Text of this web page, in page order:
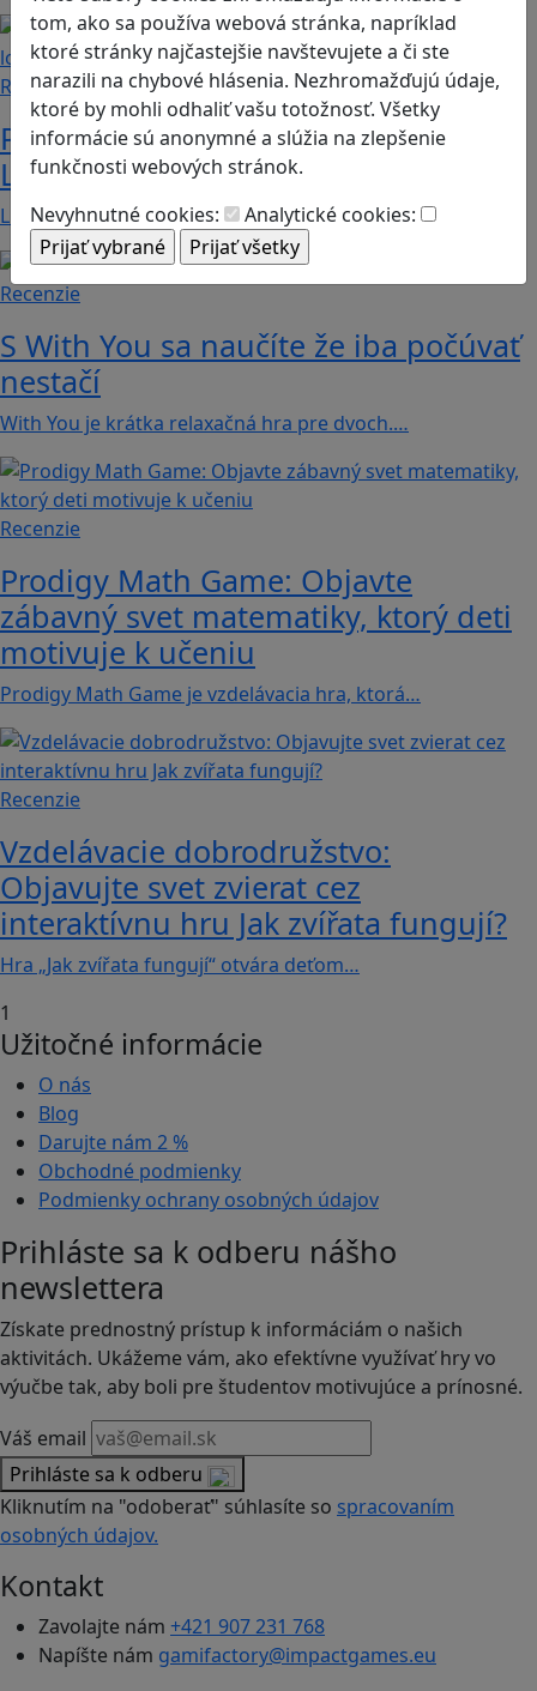
tom, ako sa používa webová stránka, napríklad
ktoré stránky najčastejšie navštevujete a či ste
narazili na chybové hlásenia. Nezhromažďujú údaje,
ktoré by mohli odhaliť vašu totožnosť. Všetky
informácie sú anonymné a slúžia na zlepšenie
funkčnosti webových stránok.
Nevyhnutné cookies:
Analytické cookies:
Recenzie
Prvé kroky do sveta programovania:
Lightbot učí deti logike a kreativite
Lightbot: Code Hour je zábavná a zároveň…
Recenzie
S With You sa naučíte že iba počúvať
nestačí
With You je krátka relaxačná hra pre dvoch.…
Recenzie
Prodigy Math Game: Objavte
zábavný svet matematiky, ktorý deti
motivuje k učeniu
Prodigy Math Game je vzdelávacia hra, ktorá…
Recenzie
Vzdelávacie dobrodružstvo:
Objavujte svet zvierat cez
interaktívnu hru Jak zvířata fungují?
Hra „Jak zvířata fungují“ otvára deťom…
1
Užitočné informácie
O nás
Blog
Darujte nám 2 %
Obchodné podmienky
Podmienky ochrany osobných údajov
Prihláste sa k odberu nášho
newslettera
Získate prednostný prístup k informáciám o našich
aktivitách. Ukážeme vám, ako efektívne využívať hry vo
výučbe tak, aby boli pre študentov motivujúce a prínosné.
Váš email
Prihláste sa k odberu
Kliknutím na "odoberať" súhlasíte so spracovaním
osobných údajov.
Kontakt
Zavolajte nám +421 907 231 768
Napíšte nám gamifactory@impactgames.eu